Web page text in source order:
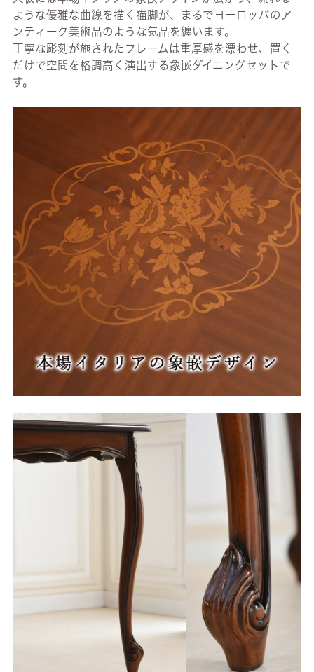
ような優雅な曲線を描く猫脚が、まるでヨーロッパのア
ンティーク美術品のような気品を纏います。
丁寧な彫刻が施されたフレームは重厚感を漂わせ、置く
だけで空間を格調高く演出する象嵌ダイニングセットで
す。